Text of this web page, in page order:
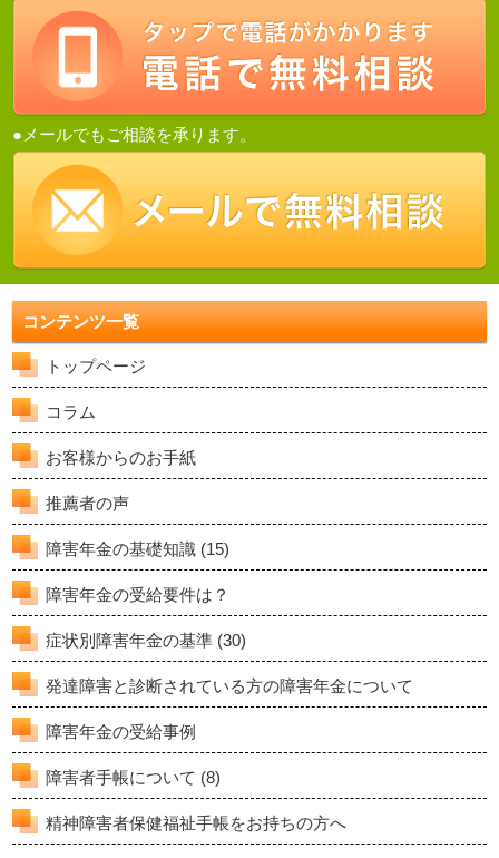
●メールでもご相談を承ります。
コンテンツ一覧
トップページ
コラム
お客様からのお手紙
推薦者の声
障害年金の基礎知識 (15)
障害年金の受給要件は？
症状別障害年金の基準 (30)
発達障害と診断されている方の障害年金について
障害年金の受給事例
障害者手帳について (8)
精神障害者保健福祉手帳をお持ちの方へ